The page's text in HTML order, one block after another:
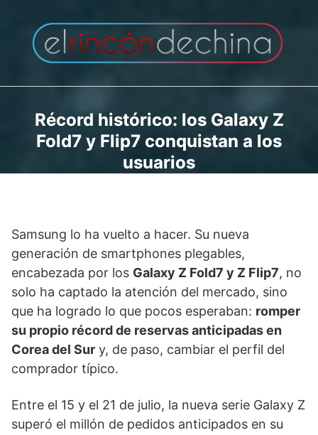
contenido
Récord histórico: los Galaxy Z
Fold7 y Flip7 conquistan a los
usuarios
Samsung lo ha vuelto a hacer. Su nueva
generación de smartphones plegables,
encabezada por los Galaxy Z Fold7 y Z Flip7, no
solo ha captado la atención del mercado, sino
que ha logrado lo que pocos esperaban: romper
su propio récord de reservas anticipadas en
Corea del Sur y, de paso, cambiar el perfil del
comprador típico.
Entre el 15 y el 21 de julio, la nueva serie Galaxy Z
superó el millón de pedidos anticipados en su